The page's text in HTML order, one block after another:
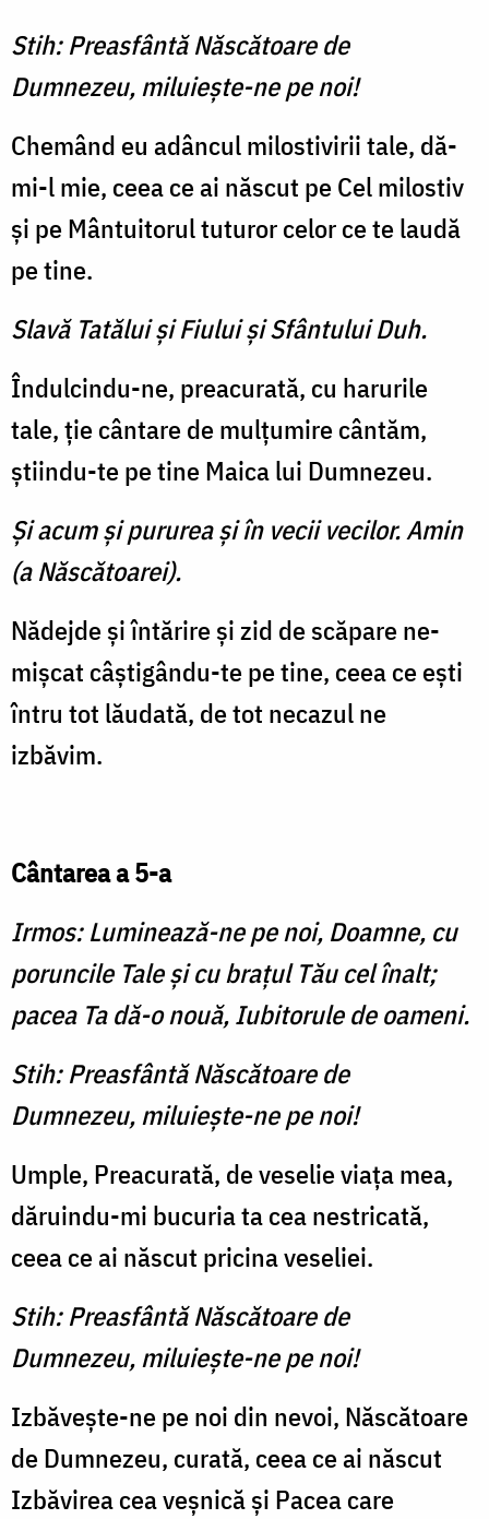
Stih: Preasfântă Născătoare de
Dumnezeu, milu­iește-ne pe noi!
Chemând eu adâncul milostivirii tale, dă-
mi-l mie, ceea ce ai născut pe Cel milos­tiv
și pe Mântuitorul tuturor celor ce te laudă
pe tine.
Slavă Tatălui şi Fiului şi Sfântului Duh.
Îndulcindu-ne, preacurată, cu harurile
tale, ție cântare de mulțumire cântăm,
știindu-te pe tine Maica lui Dumnezeu.
Şi acum şi pururea şi în vecii vecilor. Amin
(a Născătoarei).
Nădejde și întărire și zid de scăpare ne­
mișcat câștigându-te pe tine, ceea ce ești
întru tot lăudată, de tot necazul ne
izbăvim.
Cântarea a 5-a
Irmos: Luminează-ne pe noi, Doamne, cu
po­run­cile Tale și cu brațul Tău cel înalt;
pacea Ta dă-o nouă, Iubitorule de oameni.
Stih: Preasfântă Născătoare de
Dumnezeu, milu­iește-ne pe noi!
Umple, Preacurată, de veselie viața mea,
dăruindu-mi bucuria ta cea nestricată,
ceea ce ai născut pricina veseliei.
Stih: Preasfântă Născătoare de
Dumnezeu, milu­iește-ne pe noi!
Izbăvește-ne pe noi din nevoi, Născă­toare
de Dumnezeu, curată, ceea ce ai născut
Izbăvirea cea veșnică și Pacea care